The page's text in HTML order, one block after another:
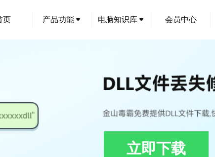
页 产品功能 电脑知识库 会员中心
立即下载